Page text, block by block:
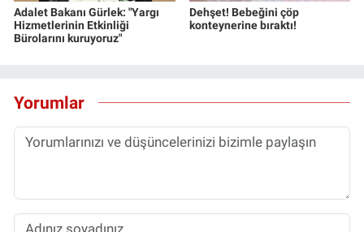
Adalet Bakanı Gürlek: "Yargı
Hizmetlerinin Etkinliği
Bürolarını kuruyoruz"
Dehşet! Bebeğini çöp
konteynerine bıraktı!
Yorumlar